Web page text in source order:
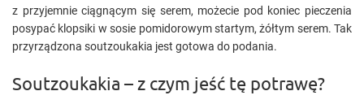
z przyjemnie ciągnącym się serem, możecie pod koniec pieczenia
posypać klopsiki w sosie pomidorowym startym, żółtym serem. Tak
przyrządzona soutzoukakia jest gotowa do podania.
Soutzoukakia – z czym jeść tę potrawę?